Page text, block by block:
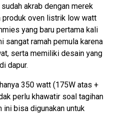
akrab dengan merek
produk oven listrik low watt
yang baru pertama kali
sangat ramah pemula karena
serta memiliki desain yang
dapur.
350 watt (175W atas +
perlu khawatir soal tagihan
ini bisa digunakan untuk